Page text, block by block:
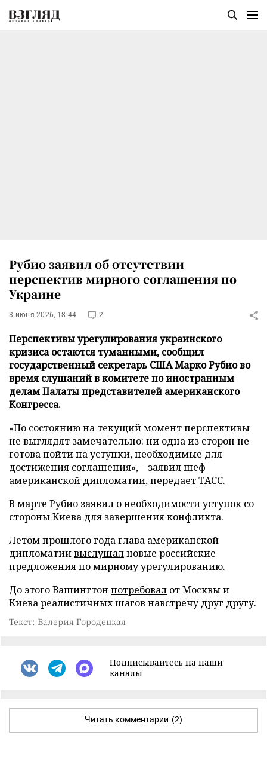
Рубио заявил об отсутствии
перспектив мирного соглашения по
Украине
3 июня 2026, 18:44 2
Перспективы урегулирования украинского
кризиса остаются туманными, сообщил
государственный секретарь США Марко Рубио во
время слушаний в комитете по иностранным
делам Палаты представителей американского
Конгресса.
«По состоянию на текущий момент перспективы
не выглядят замечательно: ни одна из сторон не
готова пойти на уступки, необходимые для
достижения соглашения», – заявил шеф
американской дипломатии, передаетТАСС.
В марте Рубио заявил о необходимости уступок со
стороны Киева для завершения конфликта.
Летом прошлого года глава американской
дипломатиивыслушалновые российские
предложения по мирному урегулированию.
До этого Вашингтон потребовал от Москвы и
Киева реалистичных шагов навстречу друг другу.
Текст: Валерия Городецкая
Подписывайтесь на наши
каналы
Читать комментарии (2)